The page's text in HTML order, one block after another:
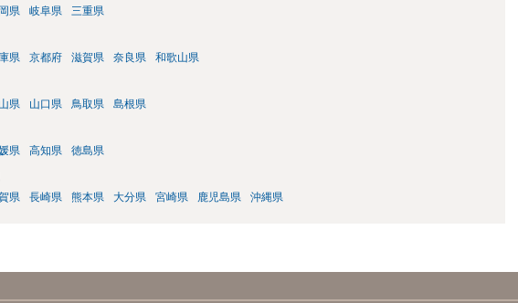
県 岐阜県 三重県
県 京都府 滋賀県 奈良県 和歌山県
県 山口県 鳥取県 島根県
県 高知県 徳島県
県 長崎県 熊本県 大分県 宮崎県 鹿児島県 沖縄県